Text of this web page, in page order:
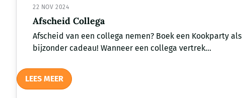
22 NOV 2024
Afscheid Collega
Afscheid van een collega nemen? Boek een Kookparty als
bijzonder cadeau! Wanneer een collega vertrek...
LEES MEER